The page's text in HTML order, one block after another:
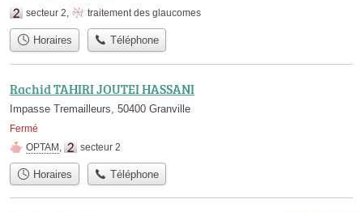
secteur 2, traitement des glaucomes
Horaires Téléphone
Rachid TAHIRI JOUTEI HASSANI
Impasse Tremailleurs, 50400 Granville
Fermé
OPTAM
secteur 2
Horaires Téléphone